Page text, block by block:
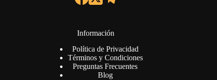
Información
Política de Privacidad
Términos y Condiciones
Preguntas Frecuentes
Blog